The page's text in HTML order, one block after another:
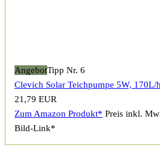
AngebotTipp Nr. 6
Clevich Solar Teichpumpe 5W, 170L/
21,79 EUR
Zum Amazon Produkt* Preis inkl.
Bild-Link*